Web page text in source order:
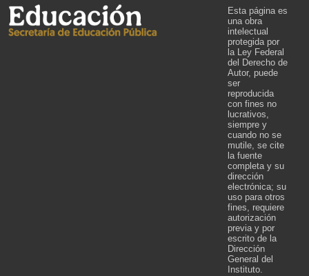
Esta página es
una obra
intelectual
protegida por
la Ley Federal
del Derecho de
Autor, puede
ser
reproducida
con fines no
lucrativos,
siempre y
cuando no se
mutile, se cite
la fuente
completa y su
dirección
electrónica; su
uso para otros
fines, requiere
autorización
previa y por
escrito de la
Dirección
General del
Instituto.